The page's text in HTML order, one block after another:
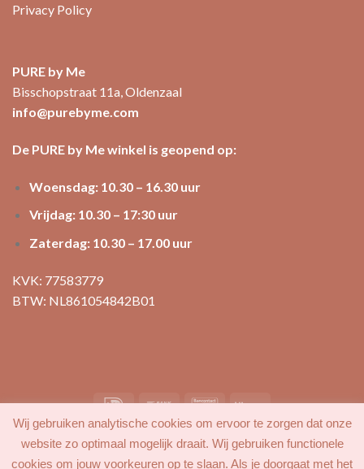
Privacy Policy
PURE by Me
Bisschopstraat 11a, Oldenzaal
info@purebyme.com
De PURE by Me winkel is geopend op:
Woensdag: 10.30 – 16.30 uur
Vrijdag: 10.30 – 17:30 uur
Zaterdag: 10.30 – 17.00 uur
KVK: 77583779
BTW: NL861054842B01
MIJN ACCOUNT FAVORIETEN BLOG CONTACT
Wij gebruiken analytische cookies om ervoor te zorgen dat onze
website zo optimaal mogelijk draait. Wij gebruiken functionele
cookies om jouw voorkeuren op te slaan. Als je doorgaat met het